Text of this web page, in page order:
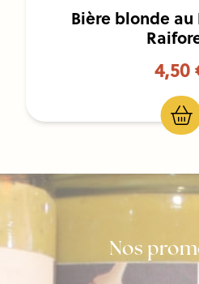
Bière blonde
4,50
Nos